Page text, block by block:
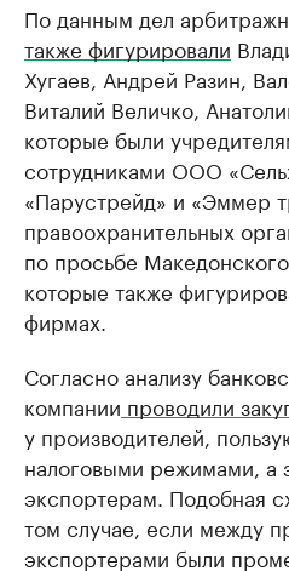
По данным дел
также фигурировали
Хугаев, Андрей Разин,
Виталий Величко,
которые были
сотрудниками ООО
«Парустрейд» и «Эммер
правоохранительных
по просьбе
которые также
фирмах.
Согласно анализу
компании проводили
у производителей,
налоговыми режимами, а
экспортерам. Подобная
том случае, если между
экспортерами были